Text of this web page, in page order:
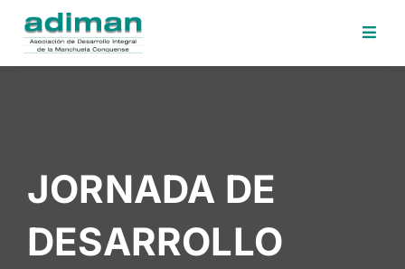
Desafios
Electrónica
JORNADA DE
DESARROLLO